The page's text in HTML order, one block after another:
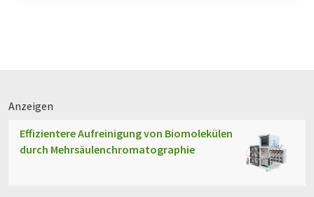
Anzeigen
Effizientere Aufreinigung von Biomolekülen
durch Mehrsäulenchromatographie